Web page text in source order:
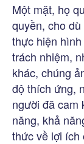
Một mặt, họ
quyền, cho
thực hiện
trách nhiệm,
khác, chúng
độ thích ứng,
người đã cam
năng, khả
thức về lợi ích